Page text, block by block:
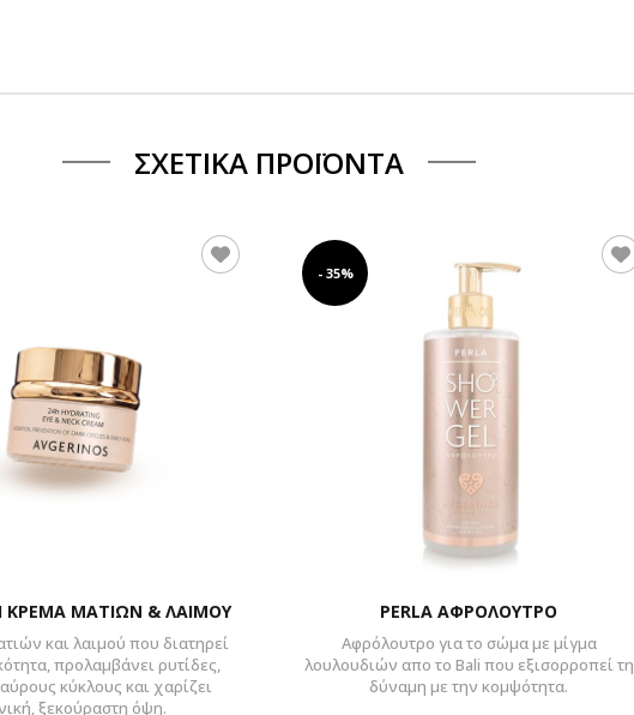
ΣΧΕΤΙΚΆ ΠΡΟΪΌΝΤΑ
ΚΡΕΜΑ ΜΑΤΙΩΝ & ΛΑΙΜΟΥ
και λαιμού που διατηρεί
προλαμβάνει ρυτίδες,
κύκλους και χαρίζει
ξεκούραστη όψη.
- 35%
PERLA ΑΦΡΟΛΟΥΤΡΟ
Αφρόλουτρο για το σώμα με μίγμα
λουλουδιών απο το Bali που εξισορροπεί τη
δύναμη με την κομψότητα.